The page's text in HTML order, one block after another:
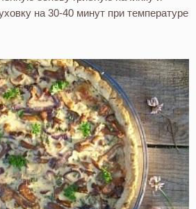
на 30-40 минут при температуре